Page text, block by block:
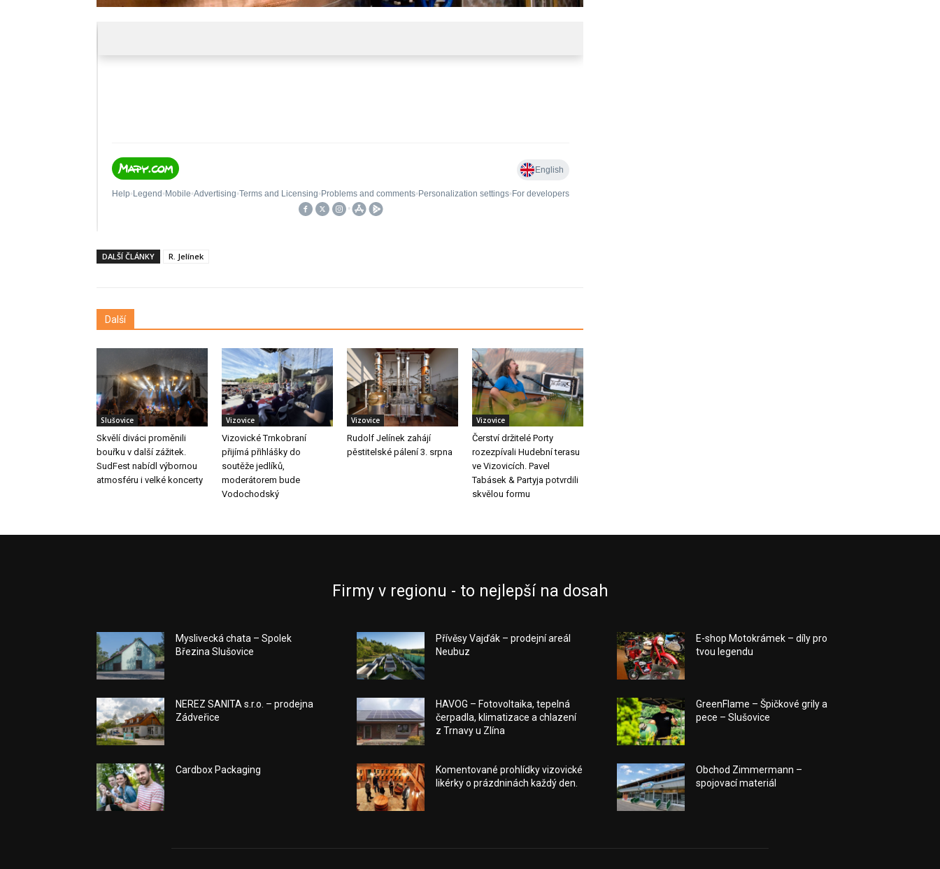
DALŠÍ ČLÁNKY R. Jelínek
Další
Slušovice
Skvělí diváci proměnili
bouřku v další zážitek.
SudFest nabídl výbornou
atmosféru i velké koncerty
Vizovice
Vizovické Trnkobraní
přijímá přihlášky do
soutěže jedlíků,
moderátorem bude
Vodochodský
Vizovice
Rudolf Jelínek zahájí
pěstitelské pálení 3. srpna
Vizovice
Čerství držitelé Porty
rozezpívali Hudební terasu
ve Vizovicích. Pavel
Tabásek & Partyja potvrdili
skvělou formu
Firmy v regionu - to nejlepší na dosah
Myslivecká chata – Spolek
Březina Slušovice
NEREZ SANITA s.r.o. – prodejna
Zádveřice
Cardbox Packaging
Přívěsy Vajďák – prodejní areál
Neubuz
HAVOG – Fotovoltaika, tepelná
čerpadla, klimatizace a chlazení
z Trnavy u Zlína
Komentované prohlídky vizovické
likérky o prázdninách každý den.
E-shop Motokrámek – díly pro
tvou legendu
GreenFlame – Špičkové grily a
pece – Slušovice
Obchod Zimmermann –
spojovací materiál